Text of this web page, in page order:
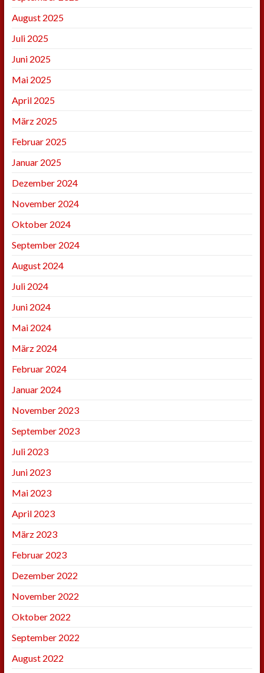
August 2025
Juli 2025
Juni 2025
Mai 2025
April 2025
März 2025
Februar 2025
Januar 2025
Dezember 2024
November 2024
Oktober 2024
September 2024
August 2024
Juli 2024
Juni 2024
Mai 2024
März 2024
Februar 2024
Januar 2024
November 2023
September 2023
Juli 2023
Juni 2023
Mai 2023
April 2023
März 2023
Februar 2023
Dezember 2022
November 2022
Oktober 2022
September 2022
August 2022